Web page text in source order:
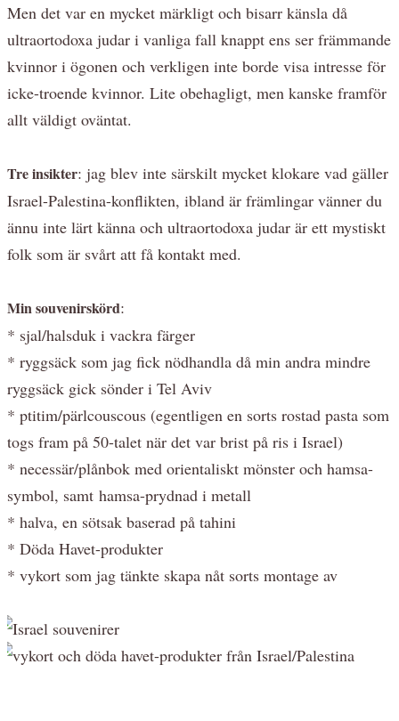
Men det var en mycket märkligt och bisarr känsla då
ultraortodoxa judar i vanliga fall knappt ens ser främmande
kvinnor i ögonen och verkligen inte borde visa intresse för
icke-troende kvinnor. Lite obehagligt, men kanske framför
allt väldigt oväntat.
Tre insikter: jag blev inte särskilt mycket klokare vad gäller
Israel-Palestina-konflikten, ibland är främlingar vänner du
ännu inte lärt känna och ultraortodoxa judar är ett mystiskt
folk som är svårt att få kontakt med.
Min souvenirskörd:
* sjal/halsduk i vackra färger
* ryggsäck som jag fick nödhandla då min andra mindre
ryggsäck gick sönder i Tel Aviv
* ptitim/pärlcouscous (egentligen en sorts rostad pasta som
togs fram på 50-talet när det var brist på ris i Israel)
* necessär/plånbok med orientaliskt mönster och hamsa-
symbol, samt hamsa-prydnad i metall
* halva, en sötsak baserad på tahini
* Döda Havet-produkter
* vykort som jag tänkte skapa nåt sorts montage av